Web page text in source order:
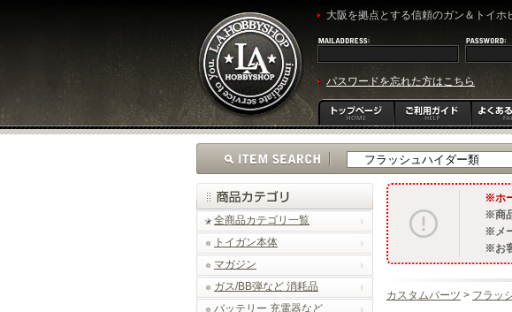
大阪を拠点とする信頼のガン＆トイホ
パスワードを忘れた方はこちら
全商品カテゴリ一覧
トイガン本体
マガジン
ガス/BB弾など 消耗品
バッテリー 充電器など
ホ
商
メ
お
カスタムパーツ > フラッ